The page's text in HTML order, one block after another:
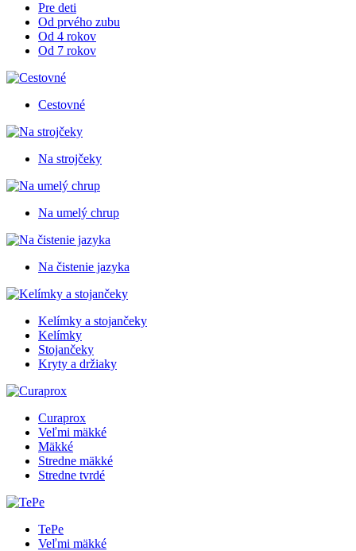
Pre deti
Od prvého zubu
Od 4 rokov
Od 7 rokov
Cestovné
Na strojčeky
Na umelý chrup
Na čistenie jazyka
Kelímky a stojančeky
Kelímky
Stojančeky
Kryty a držiaky
Curaprox
Veľmi mäkké
Mäkké
Stredne mäkké
Stredne tvrdé
TePe
Veľmi mäkké